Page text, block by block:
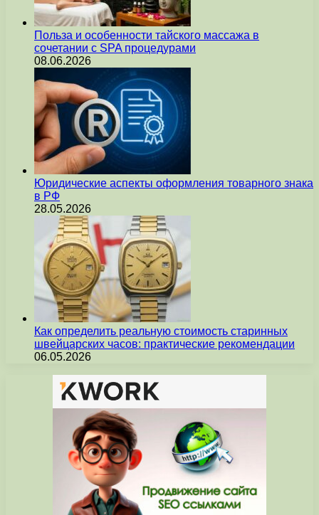
Польза и особенности тайского массажа в
сочетании с SPA процедурами
08.06.2026
Юридические аспекты оформления товарного знака
в РФ
28.05.2026
Как определить реальную стоимость старинных
швейцарских часов: практические рекомендации
06.05.2026